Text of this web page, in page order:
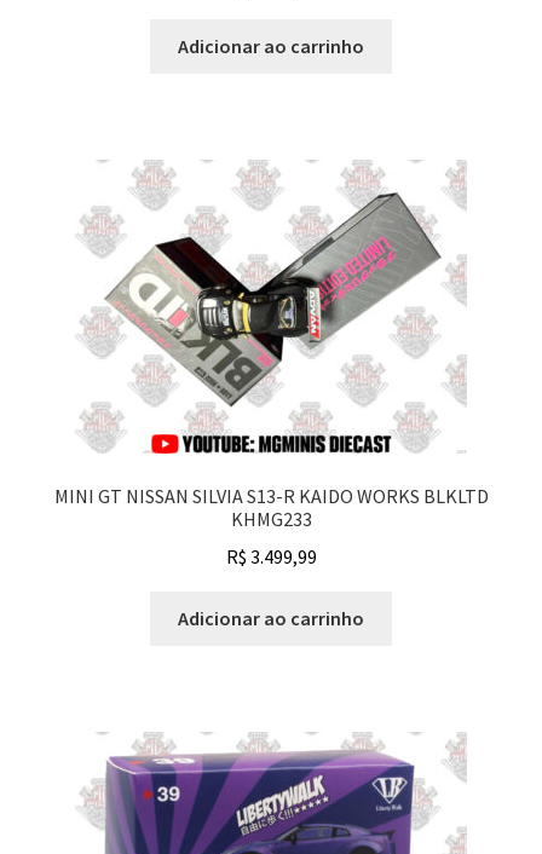
Adicionar ao carrinho
MINI GT NISSAN SILVIA S13-R KAIDO WORKS BLKLTD
KHMG233
R$ 3.499,99
Adicionar ao carrinho